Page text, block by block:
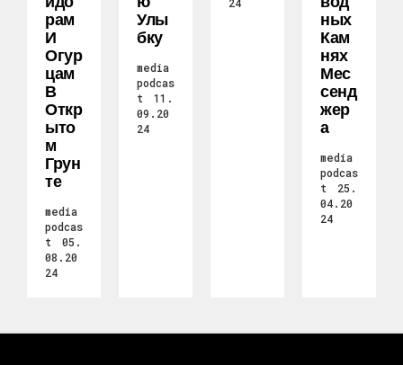
Рам
И
Огур
Цам
В
Откр
Ыто
М
Грун
Те
media
podcas
t
05.
08.20
24
Улы
Бку
media
podcas
t
11.
09.20
24
Ных
Кам
Нях
Мес
Сенд
Жер
А
media
podcas
t
25.
04.20
24